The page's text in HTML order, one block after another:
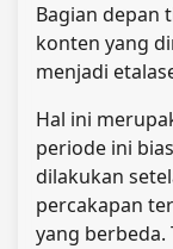
Bagian depan
konten yang
menjadi
Hal ini
periode ini
dilakukan
percakapan
yang berbeda.